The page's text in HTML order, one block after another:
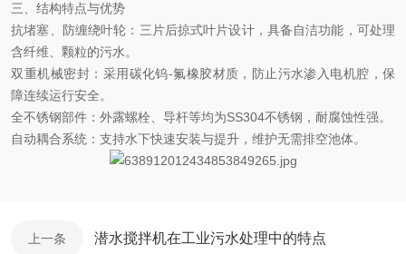
三、结构特点与优势
‌抗堵塞、防缠绕叶轮‌：三片后掠式叶片设计，具备自洁功能，可处理
含纤维、颗粒的污水。
‌双重机械密封‌：采用碳化钨-氟橡胶材质，防止污水渗入电机腔，保
障连续运行安全。
‌全不锈钢部件‌：外露螺栓、导杆等均为SS304不锈钢，耐腐蚀性强。
‌自动耦合系统‌：支持水下快速安装与提升，维护无需排空池体。
上一条 潜水搅拌机在工业污水处理中的特点